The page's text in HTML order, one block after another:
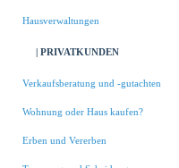
Hausverwaltungen
| PRIVATKUNDEN
Verkaufsberatung und -gutachten
Wohnung oder Haus kaufen?
Erben und Vererben